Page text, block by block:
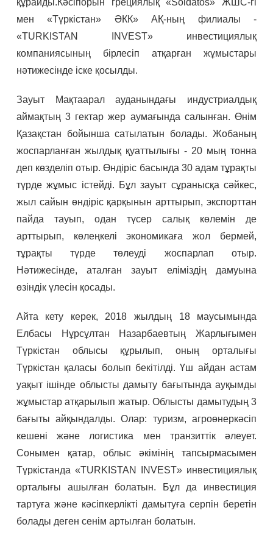
мен «Түркістан» ӘКК» АҚ-ның филиалы -
«TURKISTAN INVEST» инвестициялық
компаниясының бірлесіп атқарған жұмыстары
нәтижесінде іске қосылды.
Зауыт Мақтаарал ауданындағы индустриалдық
аймақтың 3 гектар жер аумағында салынған. Өнім
Қазақстан бойынша сатылатын болады. Жобаның
жоспарланған жылдық қуаттылығы - 20 мың тонна
деп көзделіп отыр. Өндіріс басында 30 адам тұрақты
түрде жұмыс істейді. Бұл зауыт сұранысқа сәйкес,
жыл сайын өндіріс қарқынын арттырып, экспорттан
пайда тауып, одан түсер салық көлемін де
арттырып, көлеңкелі экономикаға жол бермей,
тұрақты түрде төлеуді жоспарлап отыр.
Нәтижесінде, аталған зауыт еліміздің дамуына
өзіндік үлесін қосады.
Айта кету керек, 2018 жылдың 18 маусымында
Елбасы Нұрсұлтан Назарбаевтың Жарлығымен
Түркістан облысы құрылып, оның орталығы
Түркістан қаласы болып бекітілді. Үш айдан астам
уақыт ішінде облысты дамыту бағытында ауқымды
жұмыстар атқарылып жатыр. Облысты дамытудың 3
бағыты айқындалды. Олар: туризм, агроөнеркәсіп
кешені және логистика мен транзиттік әлеует.
Сонымен қатар, облыс әкімінің тапсырмасымен
Түркістанда «TURKISTAN INVEST» инвестициялық
орталығы ашылған болатын. Бұл да инвестиция
тартуға және кәсіпкерлікті дамытуға серпін беретін
болады деген сенім артылған болатын.